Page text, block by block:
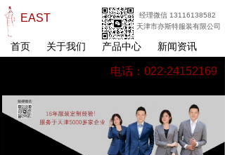
EAST
经理微信 13116138582
天津市亦斯特服装有限公司
首页 关于我们 产品中心 新闻资讯
电话：022-24152169